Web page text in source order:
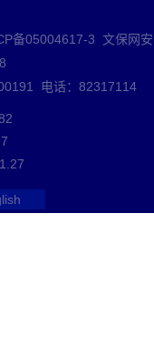
备05004617-3 文保网安
电话：82317114
7
1 27